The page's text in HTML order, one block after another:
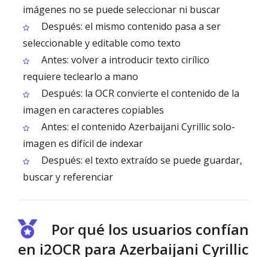
imágenes no se puede seleccionar ni buscar
Después: el mismo contenido pasa a ser
seleccionable y editable como texto
Antes: volver a introducir texto cirílico
requiere teclearlo a mano
Después: la OCR convierte el contenido de la
imagen en caracteres copiables
Antes: el contenido Azerbaijani Cyrillic solo-
imagen es difícil de indexar
Después: el texto extraído se puede guardar,
buscar y referenciar
Por qué los usuarios confían
en i2OCR para Azerbaijani Cyrillic